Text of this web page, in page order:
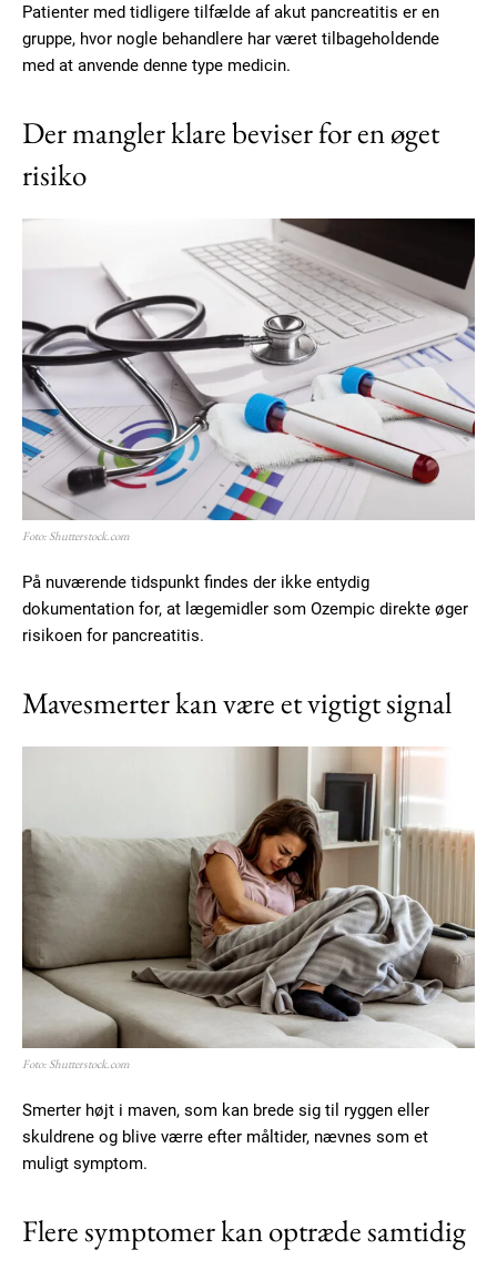
100DKK / year
Praesent euismod ac
Ut mollis pellentesque tortor
Orci varius natoque dolor
YEARLY PRICING MONTHLY PRICING
Patienter med tidligere tilfælde af akut pancreatitis er en
gruppe, hvor nogle behandlere har været tilbageholdende
med at anvende denne type medicin.
Der mangler klare beviser for en øget
risiko
Foto: Shutterstock.com
På nuværende tidspunkt findes der ikke entydig
dokumentation for, at lægemidler som Ozempic direkte øger
risikoen for pancreatitis.
Mavesmerter kan være et vigtigt signal
Foto: Shutterstock.com
Smerter højt i maven, som kan brede sig til ryggen eller
skuldrene og blive værre efter måltider, nævnes som et
muligt symptom.
Flere symptomer kan optræde samtidig